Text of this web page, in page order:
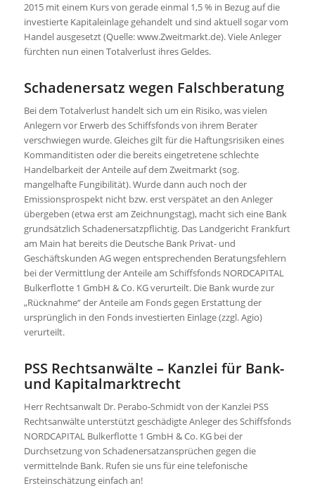
2015 mit einem Kurs von gerade einmal 1,5 % in Bezug auf die
investierte Kapitaleinlage gehandelt und sind aktuell sogar vom
Handel ausgesetzt (Quelle: www.Zweitmarkt.de). Viele Anleger
fürchten nun einen Totalverlust ihres Geldes.
Schadenersatz wegen Falschberatung
Bei dem Totalverlust handelt sich um ein Risiko, was vielen
Anlegern vor Erwerb des Schiffsfonds von ihrem Berater
verschwiegen wurde. Gleiches gilt für die Haftungsrisiken eines
Kommanditisten oder die bereits eingetretene schlechte
Handelbarkeit der Anteile auf dem Zweitmarkt (sog.
mangelhafte Fungibilität). Wurde dann auch noch der
Emissionsprospekt nicht bzw. erst verspätet an den Anleger
übergeben (etwa erst am Zeichnungstag), macht sich eine Bank
grundsätzlich Schadenersatzpflichtig. Das Landgericht Frankfurt
am Main hat bereits die Deutsche Bank Privat- und
Geschäftskunden AG wegen entsprechenden Beratungsfehlern
bei der Vermittlung der Anteile am Schiffsfonds NORDCAPITAL
Bulkerflotte 1 GmbH & Co. KG verurteilt. Die Bank wurde zur
„Rücknahme“ der Anteile am Fonds gegen Erstattung der
ursprünglich in den Fonds investierten Einlage (zzgl. Agio)
verurteilt.
PSS Rechtsanwälte – Kanzlei für Bank-
und Kapitalmarktrecht
Herr Rechtsanwalt Dr. Perabo-Schmidt von der Kanzlei PSS
Rechtsanwälte unterstützt geschädigte Anleger des Schiffsfonds
NORDCAPITAL Bulkerflotte 1 GmbH & Co. KG bei der
Durchsetzung von Schadenersatzansprüchen gegen die
vermittelnde Bank. Rufen sie uns für eine telefonische
Ersteinschätzung einfach an!